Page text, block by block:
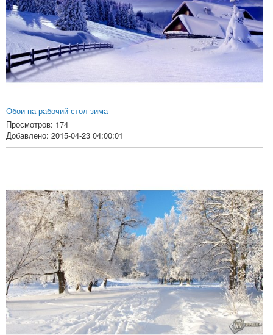
Обои на рабочий стол зима
Просмотров: 174
Добавлено: 2015-04-23 04:00:01